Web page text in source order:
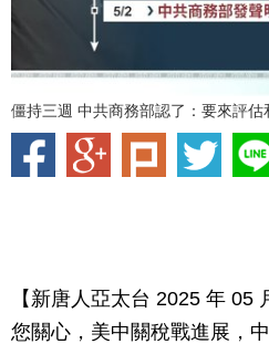
僵持三週 中共商務部認了：要來評估
【新唐人亞太台 2025 年 05
您關心，美中關稅戰進展，